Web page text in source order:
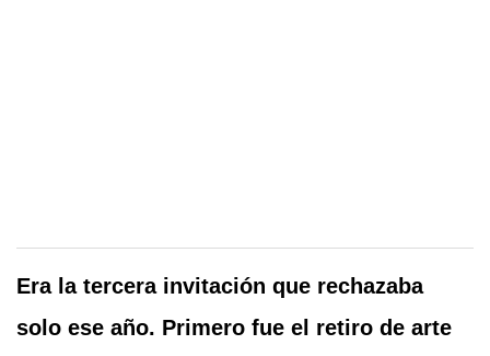
Era la tercera invitación que rechazaba
solo ese año. Primero fue el retiro de arte